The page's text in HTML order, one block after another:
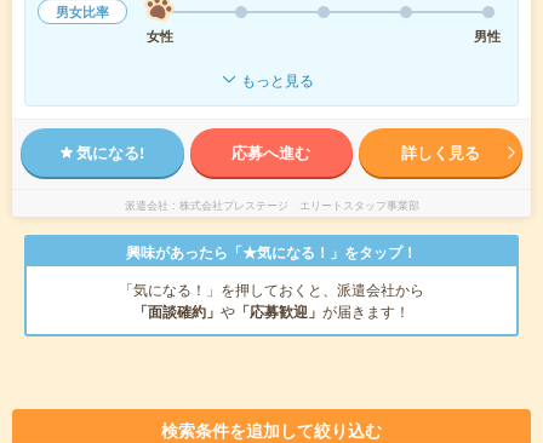
男女比率
女性
男性
もっと見る
気になる! 応募へ進む 詳しく見る
派遣会社 株式会社プレステージ エリートスタッフ事業部
興味があったら「★気になる！」をタップ！
「気になる！」を押しておくと、派遣会社から
「面談確約」 や 「応募歓迎」 が届きます！
検索条件を追加して絞り込む